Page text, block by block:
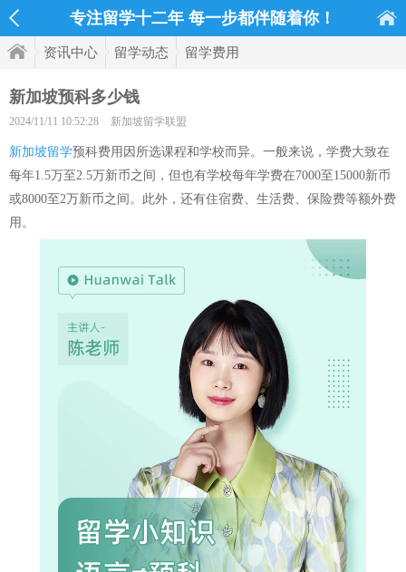
专注留学十二年 每一步都伴随着你！
资讯中心 留学动态 留学费用
新加坡预科多少钱
2024/11/11 10:52:28 新加坡留学联盟
新加坡留学预科费用因所选课程和学校而异。一般来说，学费大致在
每年1.5万至2.5万新币之间，但也有学校每年学费在7000至15000新币
或8000至2万新币之间。此外，还有住宿费、生活费、保险费等额外费
用。